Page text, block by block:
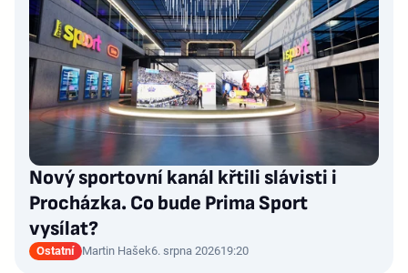
Nový sportovní kanál křtili slávisti i
Procházka. Co bude Prima Sport
vysílat?
Ostatní Martin Hašek6. srpna 202619:20